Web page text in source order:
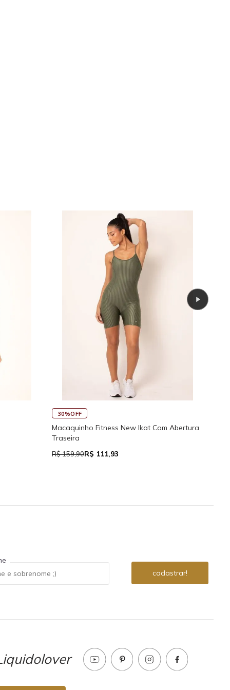
30%OFF
Macaquinho Fitness New Ikat Com Abertura
Traseira
R$ 159,90R$ 111,93